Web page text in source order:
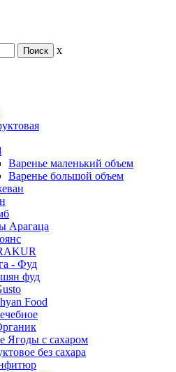
x
Варенье маленький объем
Варенье большой объем
Арагаца
- Фуд
фуд
Food
Ягоды с сахаром
без сахара